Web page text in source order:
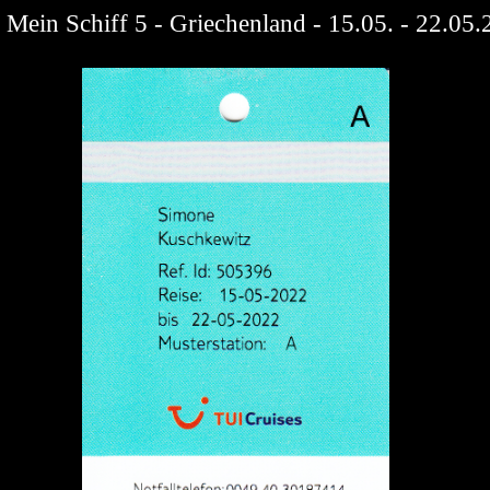
Schiff 5 - Griechenland - 15.05. -